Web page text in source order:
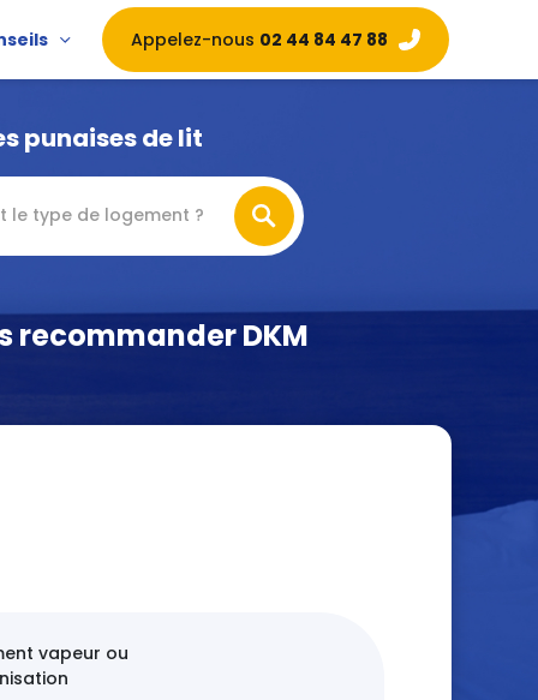
Appelez-nous 02 44 84 47 88
punaises de lit
le type de logement ?
recommander DKM
vapeur ou